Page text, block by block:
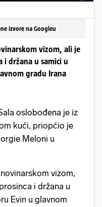
izvore na Googleu
vizom, ali je
i držana u samici u
gradu Irana
oslobođena je iz
kući, priopćio je
Meloni u
vizom,
i držana u
Evin u glavnom